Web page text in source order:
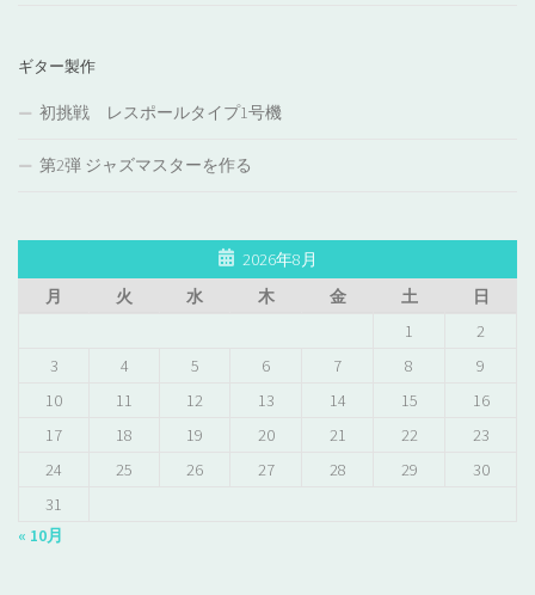
ギター製作
初挑戦 レスポールタイプ1号機
第2弾 ジャズマスターを作る
2026年8月
月
火 水 木 金 土
日
1
2
3
4 5 6 7 8
9
10
11 12 13 14 15
16
17
18 19 20 21 22
23
24
25 26 27 28 29
30
31
« 10月